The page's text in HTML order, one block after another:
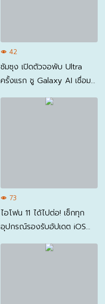
42
ซัมซุง เปิดตัวจอพับ Ultra
ครั้งแรก ชู Galaxy AI เชื่อม
73
ไอโฟน 11 ได้ไปต่อ! เช็กทุก
อุปกรณ์รองรับอัปเดต iOS